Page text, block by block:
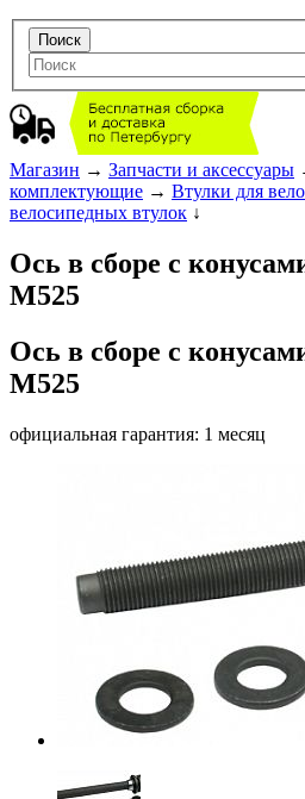
Магазин → Запчасти и аксессуары
комплектующие → Втулки для
велосипедных втулок ↓
Ось в сборе с
M525
Ось в сборе с
M525
официальная гарантия: 1 месяц